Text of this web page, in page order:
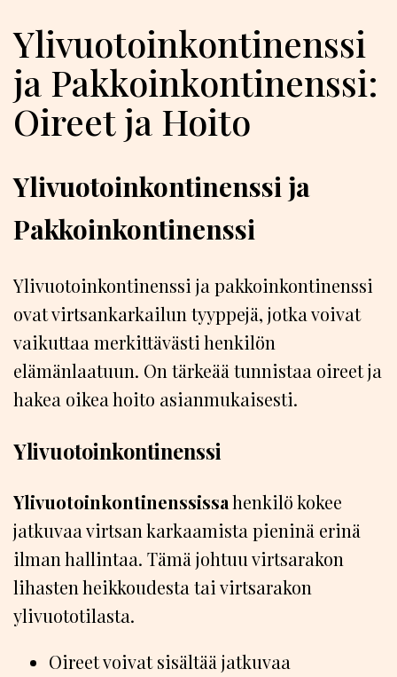
Ylivuotoinkontinenssi
ja Pakkoinkontinenssi:
Oireet ja Hoito
Ylivuotoinkontinenssi ja
Pakkoinkontinenssi
Ylivuotoinkontinenssi ja pakkoinkontinenssi
ovat virtsankarkailun tyyppejä, jotka voivat
vaikuttaa merkittävästi henkilön
elämänlaatuun. On tärkeää tunnistaa oireet ja
hakea oikea hoito asianmukaisesti.
Ylivuotoinkontinenssi
Ylivuotoinkontinenssissahenkilö kokee
jatkuvaa virtsan karkaamista pieninä erinä
ilman hallintaa. Tämä johtuu virtsarakon
lihasten heikkoudesta tai virtsarakon
ylivuototilasta.
Oireet voivat sisältää jatkuvaa